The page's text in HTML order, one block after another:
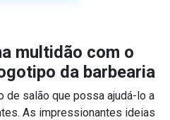
multidão com o
da barbearia
de salão que possa ajudá-lo a
As impressionantes ideias